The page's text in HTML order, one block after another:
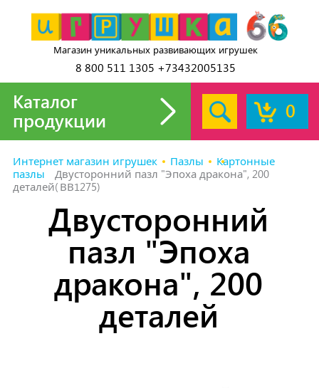
Магазин уникальных развивающих игрушек
8 800 511 1305 +73432005135
0
Каталог
продукции
Интернет магазин игрушек Пазлы
Картонные
пазлы
Двусторонний пазл "Эпоха дракона", 200
деталей(ВВ1275)
Двусторонний
пазл "Эпоха
дракона", 200
деталей